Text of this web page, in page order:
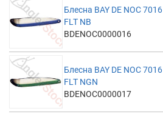
Блесна BAY DE NOC 7016
FLT NB
BDENOC0000016
Блесна BAY DE NOC 7016
FLT NGN
BDENOC0000017